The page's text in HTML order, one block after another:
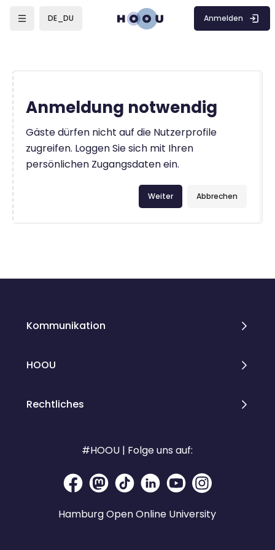
DE_DU Anmelden
Anmeldung notwendig
Gäste dürfen nicht auf die Nutzerprofile
zugreifen. Loggen Sie sich mit Ihren
persönlichen Zugangsdaten ein.
Abbrechen
Weiter
Kommunikation
HOOU
Rechtliches
#HOOU | Folge uns auf:
Hamburg Open Online University